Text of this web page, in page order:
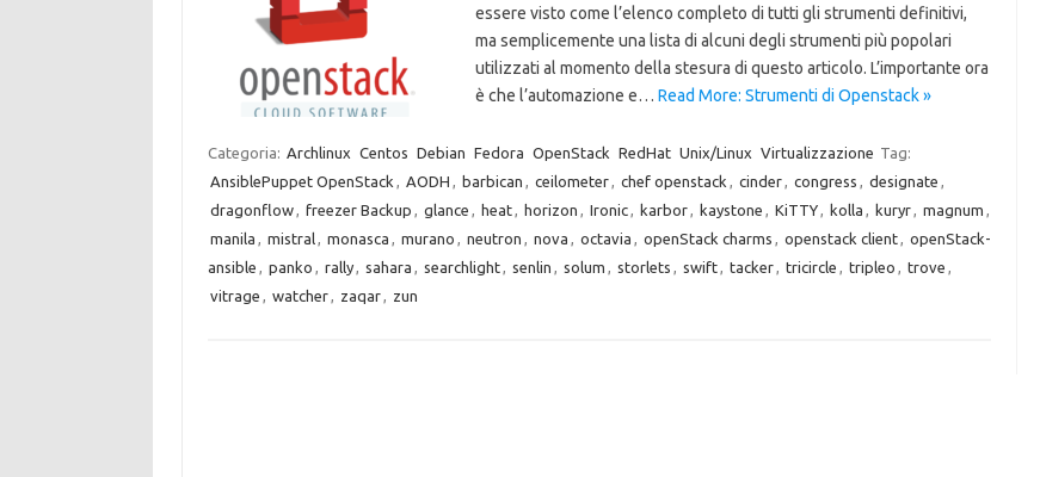
essere visto come l’elenco completo di tutti gli strumenti definitivi,
ma semplicemente una lista di alcuni degli strumenti più popolari
utilizzati al momento della stesura di questo articolo. L’importante ora
è che l’automazione e… Read More: Strumenti di Openstack »
Categoria: Archlinux Centos Debian Fedora OpenStack RedHat Unix/Linux Virtualizzazione Tag:
AnsiblePuppet OpenStack , AODH , barbican , ceilometer, chef openstack , cinder, congress , designate ,
dragonflow, freezer Backup , glance , heat, horizon , Ironic, karbor, kaystone , KiTTY, kolla , kuryr, magnum ,
manila , mistral, monasca , murano , neutron , nova , octavia , openStack charms , openstack client, openStack-
ansible , panko , rally, sahara , searchlight, senlin , solum , storlets , swift, tacker, tricircle , tripleo , trove ,
vitrage , watcher, zaqar, zun